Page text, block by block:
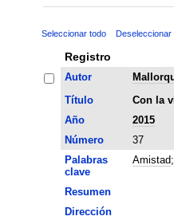
Seleccionar todo Deseleccionar
Registro
Autor
Título
Con la
Año
2015
Número
37
Palabras
clave
Amistad;
Resumen
Dirección